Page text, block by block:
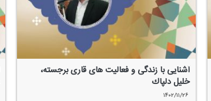
آشنایی با زندگی و فعالیت های قاری برجسته،
خلیل دلپاك
۱۴۰۲/۱۱/۲۶